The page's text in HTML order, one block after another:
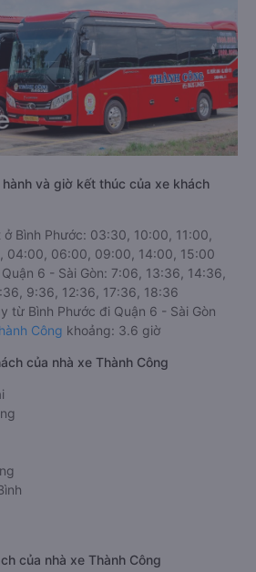
và giờ kết thúc của xe khách
Bình Phước: 03:30, 10:00, 11:00,
04:00, 06:00, 09:00, 14:00, 15:00
6 - Sài Gòn: 7:06, 13:36, 14:36,
9:36, 12:36, 17:36, 18:36
từ Bình Phước đi Quận 6 - Sài Gòn
Công khoảng: 3.6 giờ
của nhà xe Thành Công
của nhà xe Thành Công